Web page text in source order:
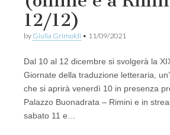
12/12)
by Giulia Grimoldi • 11/09/2021
Dal 10 al 12 dicembre si svolgerà la
Giornate della traduzione letteraria,
che si aprirà venerdì 10 in presenza
Palazzo Buonadrata – Rimini e in
sabato 11 e…